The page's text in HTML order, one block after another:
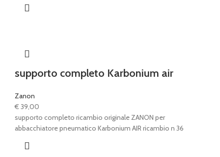
supporto completo Karbonium air
Zanon
€ 39,00
supporto completo ricambio originale ZANON per
abbacchiatore pneumatico Karbonium AIR ricambio n 36